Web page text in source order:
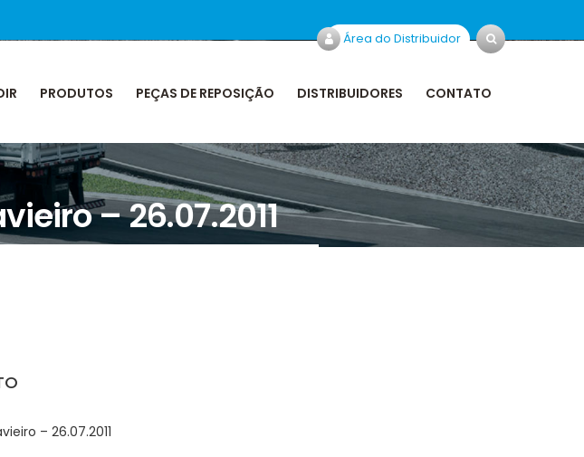
Área do Distribuidor
PRODUTOS PEÇAS DE REPOSIÇÃO DISTRIBUIDORES CONTATO
– 26.07.2011